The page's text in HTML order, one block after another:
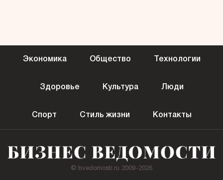
Экономика Общество Технологии
Здоровье Культура Люди
Спорт Стиль жизни Контакты
© bvedomosti.ru 2009-2026